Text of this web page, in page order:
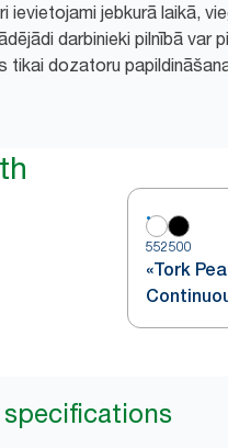
ievietojami jebkurā laikā,
darbinieki pilnībā var
tikai dozatoru
552500
«Tork
dozators